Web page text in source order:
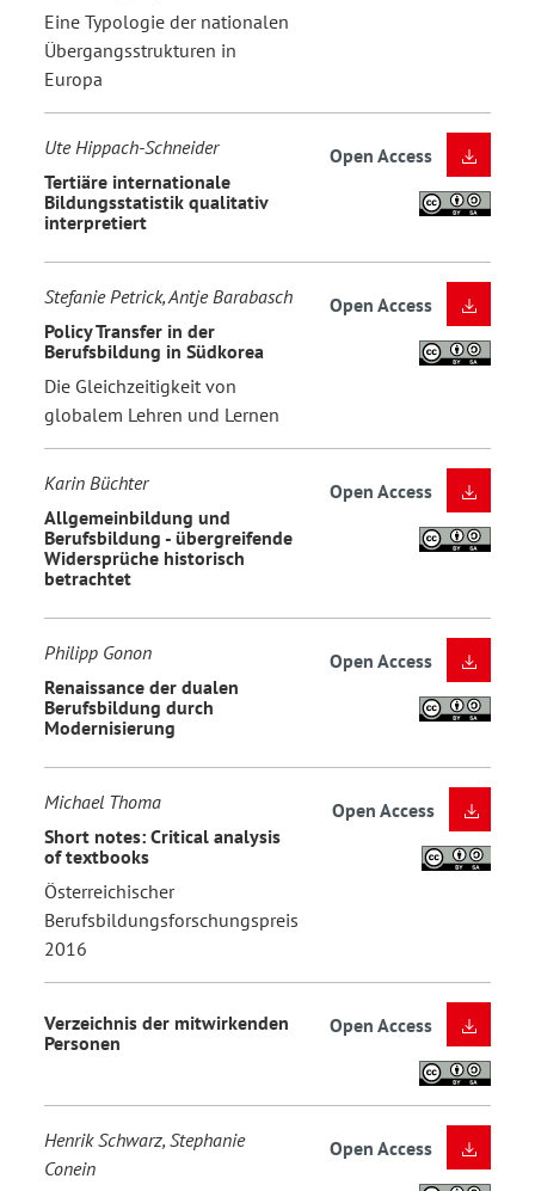
Eine Typologie der nationalen
Übergangsstrukturen in
Europa
Ute Hippach-Schneider
Tertiäre internationale
Bildungsstatistik qualitativ
interpretiert
Open Access
Stefanie Petrick, Antje Barabasch
Policy Transfer in der
Berufsbildung in Südkorea
Die Gleichzeitigkeit von
globalem Lehren und Lernen
Open Access
Karin Büchter
Allgemeinbildung und
Berufsbildung - übergreifende
Widersprüche historisch
betrachtet
Open Access
Philipp Gonon
Renaissance der dualen
Berufsbildung durch
Modernisierung
Open Access
Michael Thoma
Short notes: Critical analysis
of textbooks
Österreichischer
Berufsbildungsforschungspreis
2016
Open Access
Verzeichnis der mitwirkenden
Personen
Open Access
Henrik Schwarz, Stephanie
Conein
Open Access